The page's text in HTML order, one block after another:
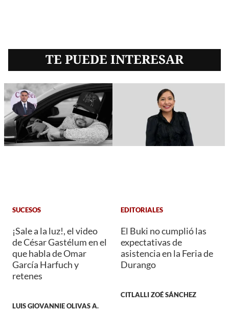
TE PUEDE INTERESAR
SUCESOS
¡Sale a la luz!, el video
de César Gastélum en el
que habla de Omar
García Harfuch y
retenes
LUIS GIOVANNIE OLIVAS A.
EDITORIALES
El Buki no cumplió las
expectativas de
asistencia en la Feria de
Durango
CITLALLI ZOÉ SÁNCHEZ